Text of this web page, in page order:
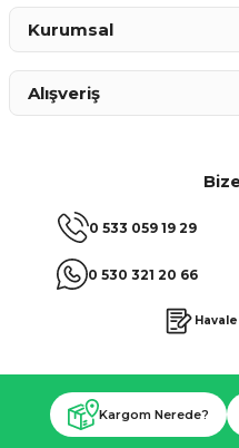
0 533 059 19 29
0 530 321 20 66
Kurumsal
Alışveriş
Kargom Nerede?